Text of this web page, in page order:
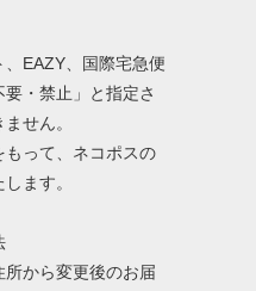
EAZY、国際宅急便
・禁止」と指定さ
せん。
って、ネコポスの
ます。
から変更後のお届